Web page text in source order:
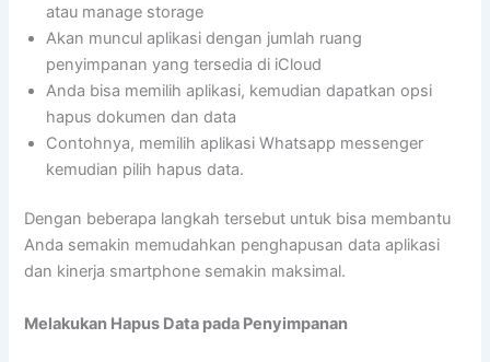
atau manage storage
Akan muncul aplikasi dengan jumlah ruang
penyimpanan yang tersedia di iCloud
Anda bisa memilih aplikasi, kemudian dapatkan opsi
hapus dokumen dan data
Contohnya, memilih aplikasi Whatsapp messenger
kemudian pilih hapus data.
Dengan beberapa langkah tersebut untuk bisa membantu
Anda semakin memudahkan penghapusan data aplikasi
dan kinerja smartphone semakin maksimal.
Melakukan Hapus Data pada Penyimpanan